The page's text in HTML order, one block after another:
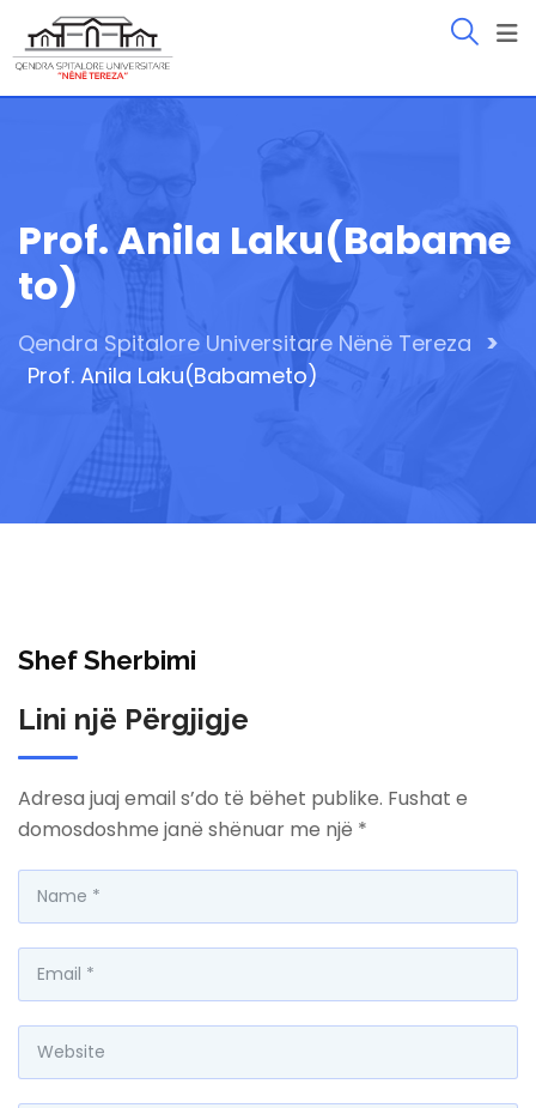
content
Prof. Anila Laku(Babame
To)
Qendra Spitalore Universitare Nënë Tereza >
Prof. Anila Laku(Babameto)
Shef Sherbimi
Lini një Përgjigje
Adresa juaj email s’do të bëhet publike. Fushat e
domosdoshme janë shënuar me një *